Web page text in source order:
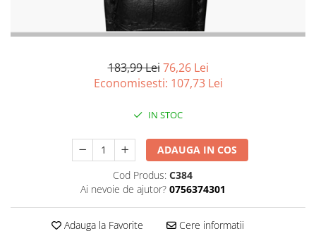
Mobila Living & Dining
Organizare si depozitare
Scule electrice si unelte
Textile si covoare
Uscatoare rufe
Utilaje si materiale de constructii
Laptop, Tablete & Telefoane
Accesorii tablete
183,99 Lei 76,26 Lei
Economisesti: 107,73 Lei
IN STOC
ADAUGA IN COS
Cod Produs: C384
Ai nevoie de ajutor? 0756374301
Adauga la Favorite Cere informatii